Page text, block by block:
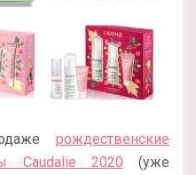
рождественские
Caudalie 2020 (уже